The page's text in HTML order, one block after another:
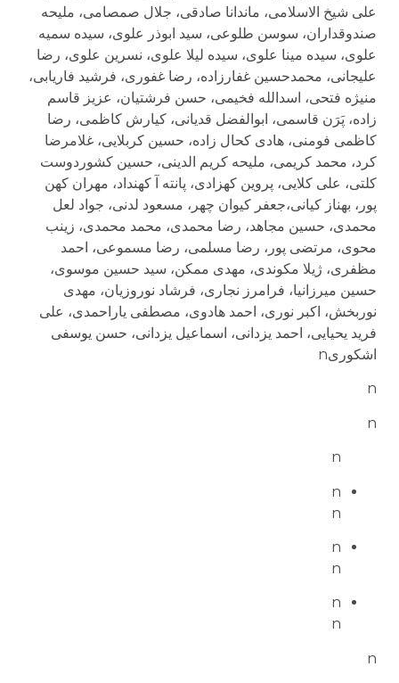
علی شیخ الاسلامی، ماندانا صادقی، جلال صمصامی، ملیحه
صندوقداران، سوسن طلوعی، سید ابوذر علوی، سیده سمیه
علوی، سیده مینا علوی، سیده لیلا علوی، نسرین علوی، رضا
علیجانی، محمدحسین غفارزاده، رضا غفوری، فرشید فاریابی،
منیژه فتحی، اسدالله فخیمی، حسن فرشتیان، عزیز قاسم
زاده، پَرَن قاسمی، ابوالفضل قدیانی، کیارش کاظمی، رضا
کاظمی فومنی، هادی کحال زاده، حسین کربلایی، غلامرضا
کرد، محمد کریمی، ملیحه کریم الدینی، حسین کشوردوست
کلتی، علی کلایی، پروین کهزادی، پانته آ کهنداد، مهران کهن
پور، بهناز کیانی،جعفر کیوان چهر، مسعود لدنی، جواد لعل
محمدی، حسین مجاهد، رضا محمدی، محمد محمدی، زینب
محوی، مرتضی پور، رضا مسلمی، رضا مسموعی، احمد
مظفری، ژیلا مکوندی، مهدی ممکن، سید حسین موسوی،
حسین میرزانیا، فرامرز نجاری، فرشاد نوروزیان، مهدی
نوربخش، اکبر نوری، احمد هادوی، مصطفی یاراحمدی، علی
فرید یحیایی، احمد یزدانی، اسماعیل یزدانی، حسن یوسفی
اشکوریn
n
n
n
n
n
n
n
n
n
n